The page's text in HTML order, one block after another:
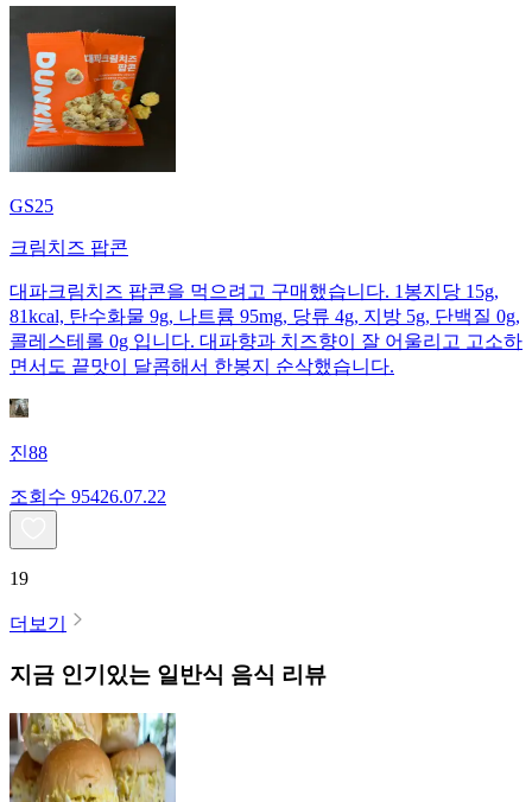
GS25
크림치즈 팝콘
대파크림치즈 팝콘을 먹으려고 구매했습니다. 1봉지당 15g,
81kcal, 탄수화물 9g, 나트륨 95mg, 당류 4g, 지방 5g, 단백질 0g,
콜레스테롤 0g 입니다. 대파향과 치즈향이 잘 어울리고 고소하
면서도 끝맛이 달콤해서 한봉지 순삭했습니다.
진88
조회수 95426.07.22
19
더보기
지금 인기있는 일반식 음식 리뷰